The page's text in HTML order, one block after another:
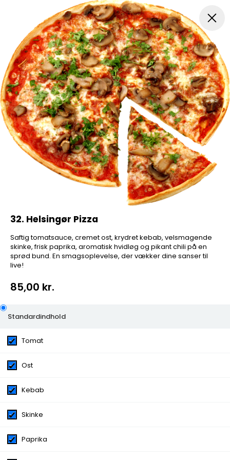
Pitabrød Pizza Mexicansk Pizza Nachos
32. Helsingør Pizza
Saftig tomatsauce, cremet ost, krydret kebab,
velsmagende skinke, frisk paprika, aromatisk hvidløg og
vækker dine sanser til live!
Kategorier:
Hvidløg, Chili
Tacosauce, Artiskok, Ost, Skinke, Kødsauce, Hakket
32. Helsingør Pizza
Saftig tomatsauce, cremet ost, krydret kebab, velsmagende
skinke, frisk paprika, aromatisk hvidløg og pikant chili på en
sprød bund. En smagsoplevelse, der vækker dine sanser til
live!
85,00 kr.
Standardindhold
Tomat
Ost
Kebab
Skinke
Paprika